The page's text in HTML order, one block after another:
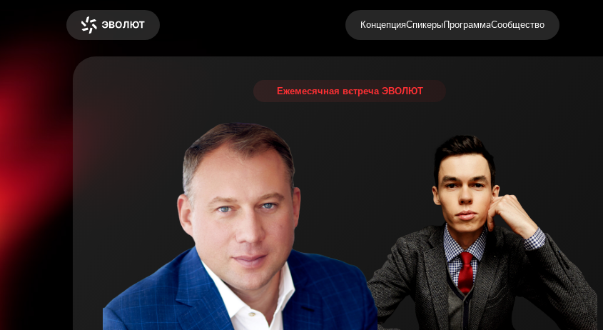
КонцепцияСпикерыПрограммаСообщество
Ежемесячная встреча ЭВОЛЮТ